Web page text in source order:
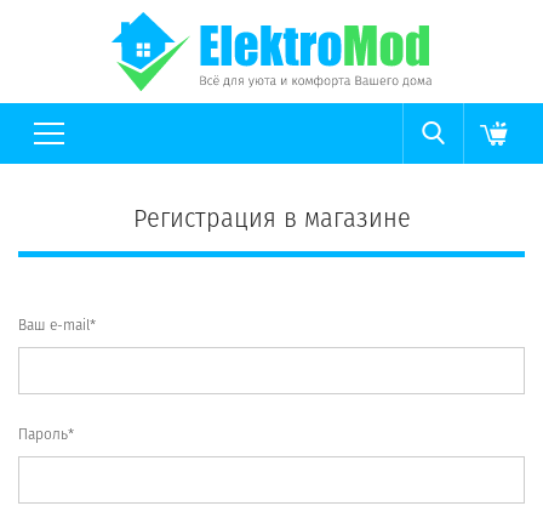
Регистрация в магазине
Ваш e-mail*
Пароль*